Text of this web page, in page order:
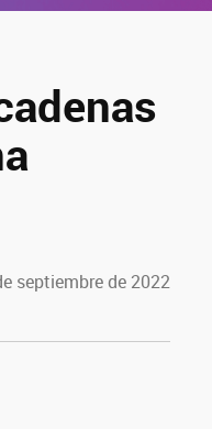
septiembre de 2022